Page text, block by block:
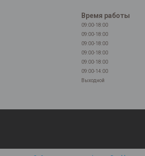
Время работы
09:00-18:00
09:00-18:00
09:00-18:00
09:00-18:00
09:00-18:00
09:00-14:00
Выходной